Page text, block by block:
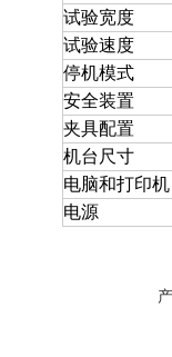
试验宽度
试验速度
停机模式
安全装置
夹具配置
机台尺寸
电脑和打印机
电源